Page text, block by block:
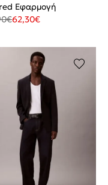
Εφαρμογή
€62,30€